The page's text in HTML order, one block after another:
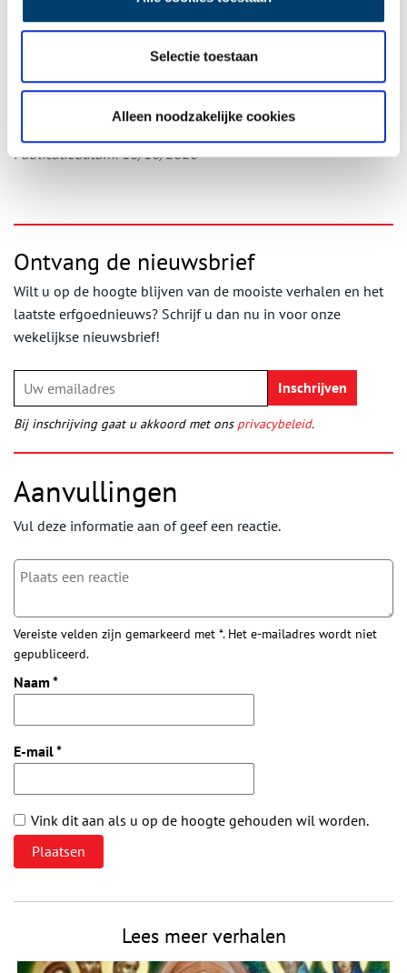
Selectie toestaan
Alleen noodzakelijke cookies
Sytse Jan van der Molen, Het gruwelijke verhaal van Wabe Dou
wes. Leeuwarder Courant 3-10-1986
Jan T. Bremer, Het gruwelijke verhaal van Wabe Douwes. In: Wie
ringen, het Wad en het water. Schoorl 2003
Publicatiedatum: 10/10/2020
Ontvang de nieuwsbrief
Wilt u op de hoogte blijven van de mooiste verhalen en het
laatste erfgoednieuws? Schrijf u dan nu in voor onze
wekelijkse nieuwsbrief!
Bij inschrijving gaat u akkoord met ons privacybeleid.
Aanvullingen
Vul deze informatie aan of geef een reactie.
Vereiste velden zijn gemarkeerd met *. Het e-mailadres wordt niet
gepubliceerd.
Naam *
E-mail*
Vink dit aan als u op de hoogte gehouden wil worden.
Lees meer verhalen